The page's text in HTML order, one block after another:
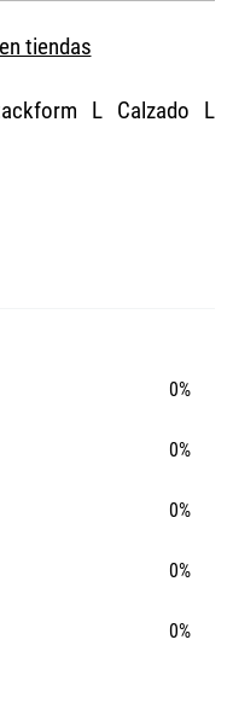
tiendas
L Calzado L
0%
0%
0%
0%
0%